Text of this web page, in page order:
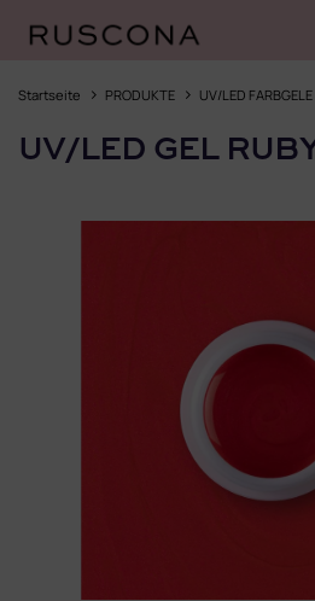
InhaltStartseite PRODUKTE UV/LED FARBGELE
UV/LED GEL